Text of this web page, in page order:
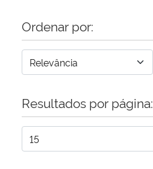
Advocacia-Geral da União
Banco Central do Brasil
Planalto
Ordenar por:
Resultados por página: